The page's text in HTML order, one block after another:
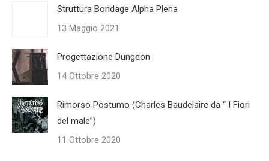
Struttura Bondage Alpha Plena
13 Maggio 2021
Progettazione Dungeon
14 Ottobre 2020
Rimorso Postumo (Charles Baudelaire da “ I Fiori
del male”)
11 Ottobre 2020